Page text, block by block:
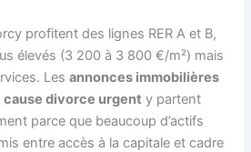
profitent des lignes RER A et B,
élevés (3 200 à 3 800 €/m²) mais
Lesannonces immobilières
cause divorce urgent y partent
parce que beaucoup d’actifs
entre accès à la capitale et cadre